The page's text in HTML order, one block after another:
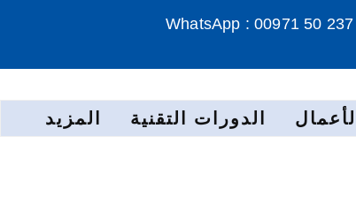
WhatsApp : 00971 50
الدورات التقنية المزيد